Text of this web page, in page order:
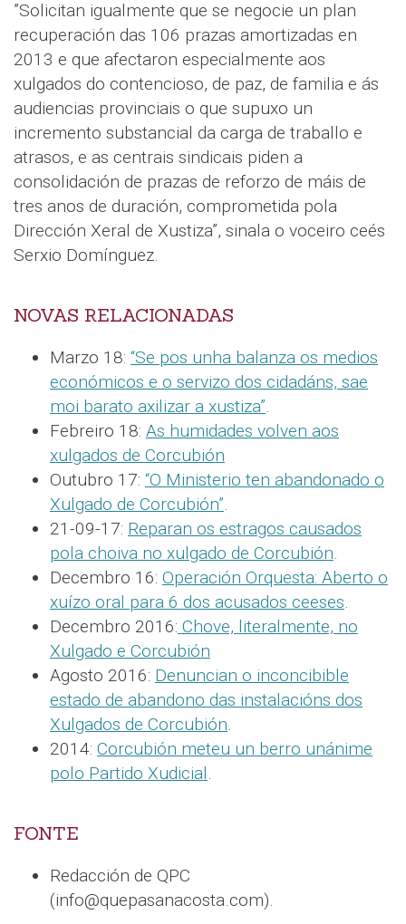
”Solicitan igualmente que se negocie un plan
recuperación das 106 prazas amortizadas en
2013 e que afectaron especialmente aos
xulgados do contencioso, de paz, de familia e ás
audiencias provinciais o que supuxo un
incremento substancial da carga de traballo e
atrasos, e as centrais sindicais piden a
consolidación de prazas de reforzo de máis de
tres anos de duración, comprometida pola
Dirección Xeral de Xustiza”, sinala o voceiro ceés
Serxio Domínguez.
NOVAS RELACIONADAS
Marzo 18: “Se pos unha balanza os medios
económicos e o servizo dos cidadáns, sae
moi barato axilizar a xustiza”.
Febreiro 18: As humidades volven aos
xulgados de Corcubión
Outubro 17: “O Ministerio ten abandonado o
Xulgado de Corcubión”.
21-09-17: Reparan os estragos causados
pola choiva no xulgado de Corcubión.
Decembro 16: Operación Orquesta: Aberto o
xuízo oral para 6 dos acusados ceeses.
Decembro 2016: Chove, literalmente, no
Xulgado e Corcubión
Agosto 2016: Denuncian o inconcibible
estado de abandono das instalacións dos
Xulgados de Corcubión.
2014: Corcubión meteu un berro unánime
polo Partido Xudicial.
FONTE
Redacción de QPC
(info@quepasanacosta.com).